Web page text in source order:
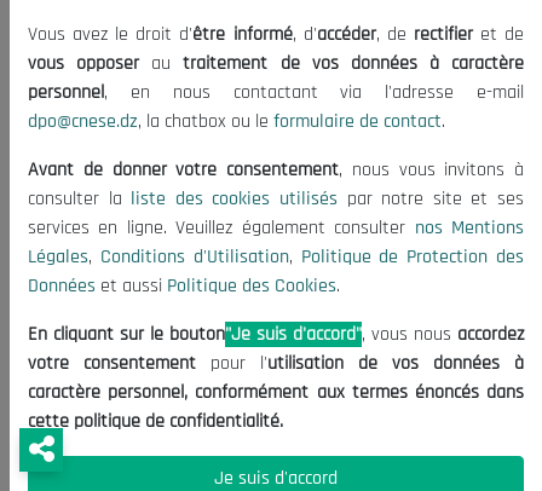
Vous avez le droit d'être informé, d'accéder, de rectifieret de
vous opposerautraitement de vos données à caractère
personnel, en nous contactant via l'adresse e-mail
dpo@cnese.dz, la chatbox ou le formulaire de contact.
Avant de donner votre consentement, nous vous invitons à
consulter la liste des cookies utilisés par notre site et ses
services en ligne. Veuillez également consulter nos Mentions
Légales, Conditions d'Utilisation, Politique de Protection des
Données et aussi Politique des Cookies.
En cliquant sur le bouton"Je suis d'accord", vous nous accordez
votre consentement pour l'utilisation de vos données à
caractère personnel, conformément aux termes énoncés dans
cette politique de confidentialité.
Je suis d'accord